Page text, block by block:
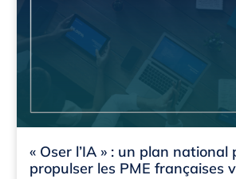
« Oser l’IA » : un plan national
propulser les PME françaises